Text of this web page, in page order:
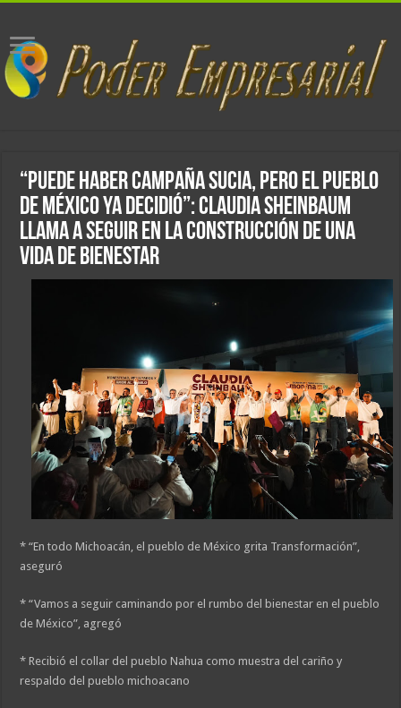
“PUEDE HABER CAMPAÑA SUCIA, PERO EL PUEBLO
DE MÉXICO YA DECIDIÓ”: CLAUDIA SHEINBAUM
LLAMA A SEGUIR EN LA CONSTRUCCIÓN DE UNA
VIDA DE BIENESTAR
* “En todo Michoacán, el pueblo de México grita Transformación”,
aseguró
* “Vamos a seguir caminando por el rumbo del bienestar en el pueblo
de México”, agregó
* Recibió el collar del pueblo Nahua como muestra del cariño y
respaldo del pueblo michoacano